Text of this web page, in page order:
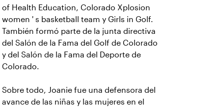
of Health Education, Colorado Xplosion
women ' s basketball team y Girls in Golf.
También formó parte de la junta directiva
del Salón de la Fama del Golf de Colorado
y del Salón de la Fama del Deporte de
Colorado.
Sobre todo, Joanie fue una defensora del
avance de las niñas y las mujeres en el